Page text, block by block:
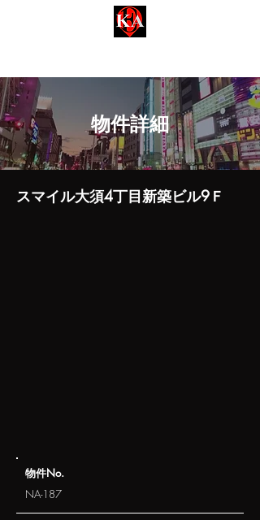
​物件詳細
スマイル大須4丁目新築ビル9Ｆ
​物件No.
NA-187